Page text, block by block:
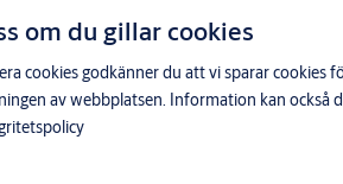
om du gillar cookies
cookies godkänner du att vi sparar cookies
av webbplatsen. Information kan också